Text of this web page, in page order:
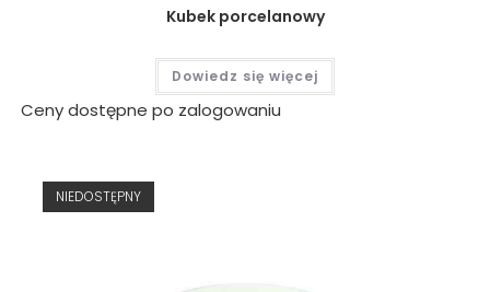
Kubek porcelanowy
Dowiedz się więcej
Ceny dostępne po zalogowaniu
NIEDOSTĘPNY